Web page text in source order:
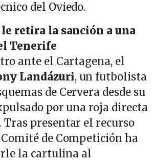
del Oviedo.
retira la sanción a una
Tenerife
ante el Cartagena, el
Landázuri, un futbolista
de Cervera desde su
por una roja directa
presentar el recurso
de Competición ha
la cartulina al